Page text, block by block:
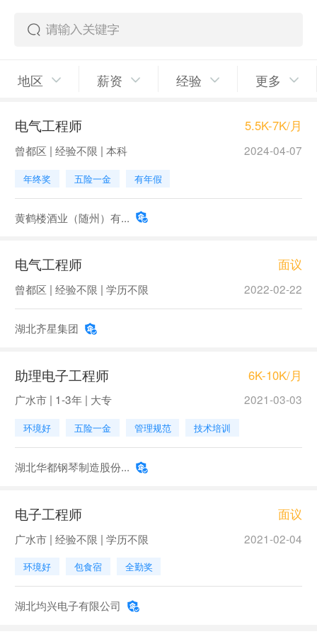
地区 薪资 经验 更多
电气工程师 5.5K-7K/月
曾都区 | 经验不限 | 本科 2024-04-07
年终奖 五险一金 有年假
黄鹤楼酒业（随州）有...
电气工程师 面议
曾都区 | 经验不限 | 学历不限 2022-02-22
湖北齐星集团
助理电子工程师 6K-10K/月
广水市 | 1-3年 | 大专 2021-03-03
环境好 五险一金 管理规范 技术培训
湖北华都钢琴制造股份...
电子工程师 面议
广水市 | 经验不限 | 学历不限 2021-02-04
环境好 包食宿 全勤奖
湖北均兴电子有限公司